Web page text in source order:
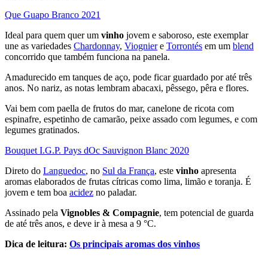
Que Guapo Branco 2021
Ideal para quem quer um vinho jovem e saboroso, este exemplar
une as variedades Chardonnay, Viogniere Torrontés em um blend
concorrido que também funciona na panela.
Amadurecido em tanques de aço, pode ficar guardado por até três
anos. No nariz, as notas lembram abacaxi, pêssego, pêra e flores.
Vai bem com paella de frutos do mar, canelone de ricota com
espinafre, espetinho de camarão, peixe assado com legumes, e com
legumes gratinados.
Bouquet I.G.P. Pays dOc Sauvignon Blanc 2020
Direto do Languedoc, no Sul da França, este vinho apresenta
aromas elaborados de frutas cítricas como lima, limão e toranja. É
jovem e tem boa acidez no paladar.
Assinado pela Vignobles & Compagnie, tem potencial de guarda
de até três anos, e deve ir à mesa a 9 °C.
Dica de leitura: Os principais aromas dos vinhos